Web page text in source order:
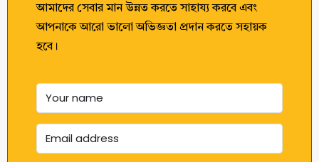
আমাদের সেবার মান উন্নত করতে সাহায্য করবে এবং
আপনাকে আরো ভালো অভিজ্ঞতা প্রদান করতে সহায়ক
হবে।